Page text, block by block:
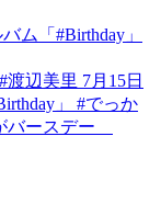
ム「#Birthday」
辺美里 7月15日
」 #でっか
バースデー